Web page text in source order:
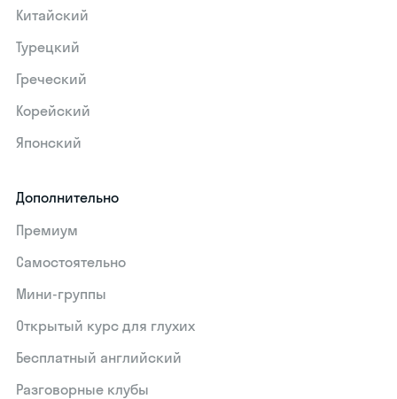
Китайский
Турецкий
Греческий
Корейский
Японский
Дополнительно
Премиум
Самостоятельно
Мини-группы
Открытый курс для глухих
Бесплатный английский
Разговорные клубы